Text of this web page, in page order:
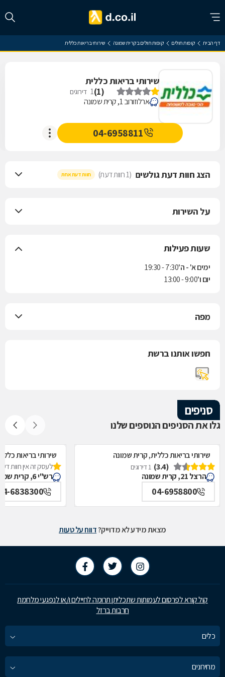
דף הבית קופות חולים קופות חולים בקרית שמונה שירותי בריאות כללית
שירותי בריאות כללית
(
1
)
1 דירוגים
ארלוזורוב 1, קרית שמונה
04-6958811
הצג חוות דעת גולשים (1 חוות דעת) חוות דעת אחת
על השירות
שעות פעילות
ימים א' - ה'7:30 - 19:30
יום ו'9:00 - 13:00
מפה
חפשו אותנו ברשת
סניפים
גלו את הסניפים הנוספים שלנו
שירותי בריאות כללית, קרית שמונה
(3.4)
1 דירוגים
הרצל 21, קרית שמונה
04-6958800
שירותי בריאות
לעסק זה אין חוות
רש"י 6, קרית שמונה
6838300
מצאת מידע לא מדוייק?דווח על טעות
קול קורא לפרסום לעמותות שתכליתן תרומה לחיילים ו/או לנפגעי מלחמת
חרבות ברזל
כלים
מחירונים